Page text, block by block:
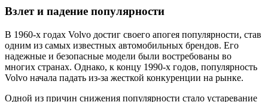
Взлет и падение популярности
В 1960-х годах Volvo достиг своего апогея популярности, став
одним из самых известных автомобильных брендов. Его
надежные и безопасные модели были востребованы во
многих странах. Однако, к концу 1990-х годов, популярность
Volvo начала падать из-за жесткой конкуренции на рынке.
Одной из причин снижения популярности стало устаревание